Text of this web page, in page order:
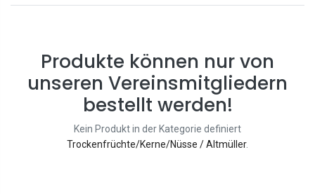
Produkte können nur von
unseren Vereinsmitgliedern
bestellt werden!
Kein Produkt in der Kategorie definiert
Trockenfrüchte/Kerne/Nüsse / Altmüller.